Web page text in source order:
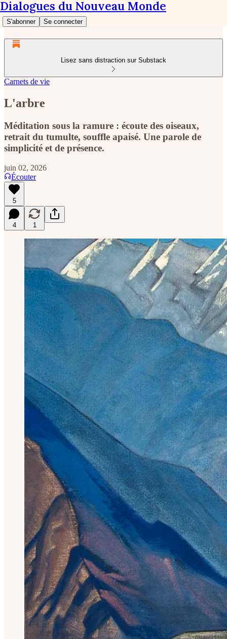
Dialogues du Nouveau Monde
S'abonner Se connecter
Lisez sans distraction sur Substack
Carnets de vie
L'arbre
Méditation sous la ramure : écoute des oiseaux,
retrait du tumulte, souffle apaisé. Une parole de
simplicité et de présence.
juin 02, 2026
Écouter
5
4 1